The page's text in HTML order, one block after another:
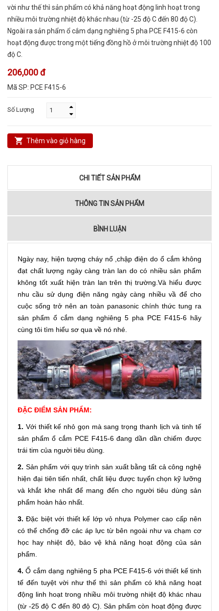
vời như thế thì sản phẩm có khả năng hoạt động linh hoạt trong
nhiều môi trường nhiệt độ khác nhau (từ -25 độ C đến 80 độ C).
Ngoài ra sản phẩm ổ cắm dạng nghiêng 5 pha PCE F415-6 còn
hoạt động được trong một tiếng đồng hồ ở môi trường nhiệt độ 100
độ C.
206,000 đ
Mã SP: PCE F415-6
Số Lượng
Thêm vào giỏ hàng
CHI TIẾT SẢN PHẨM
THÔNG TIN SẢN PHẨM
BÌNH LUẬN
Ngày nay, hiện tượng cháy nổ ,chập điện do ổ cắm không
đạt chất lượng ngày càng tràn lan do có nhiều sản phẩm
không tốt xuất hiện tràn lan trên thị trường.Và hiểu được
nhu cầu sử dụng điện năng ngày càng nhiều vầ để cho
cuộc sống trở nên an toàn panasonic chính thức tung ra
sản phẩm ổ cắm dạng nghiêng 5 pha PCE F415-6 hãy
cùng tôi tìm hiểu sơ qua về nó nhé.
ĐẶC ĐIỂM SẢN PHẨM:
1. Với thiết kế nhỏ gọn mà sang trọng thanh lịch và tinh tế
sản phẩmổ cắm PCEF415-6 đang dần dần chiếm được
trái tim của người tiêu dùng.
2. Sản phẩm với quy trình sản xuất bằng tất cả công nghệ
hiện đại tiên tiến nhất, chất liệu được tuyển chọn kỹ lưỡng
và khắt khe nhất để mang đến cho người tiêu dùng sản
phẩm hoàn hảo nhất.
3. Đặc biệt với thiết kế lớp vỏ nhựa Polymer cao cấp nên
có thể chống đỡ các áp lực từ bên ngoài như va chạm cơ
học hay nhiệt độ, bảo vệ khả năng hoạt động của sản
phẩm.
4.Ổ cắm dạng nghiêng 5 pha PCE F415-6 với thiết kế tinh
tế đến tuyệt vời như thế thì sản phẩm có khả năng hoạt
động linh hoạt trong nhiều môi trường nhiệt độ khác nhau
(từ -25 độ C đến 80 độ C). Sản phẩm còn hoạt động được